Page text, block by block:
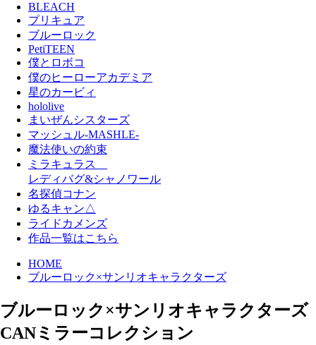
BLEACH
プリキュア
ブルーロック
PetiTEEN
僕とロボコ
僕のヒーローアカデミア
星のカービィ
hololive
まいぜんシスターズ
マッシュル-MASHLE-
魔法使いの約束
ミラキュラス
レディバグ&シャノワール
名探偵コナン
ゆるキャン△
ライドカメンズ
作品一覧はこちら
HOME
ブルーロック×サンリオキャラクターズ
ブルーロック×サンリオキャラクターズ
CANミラーコレクション